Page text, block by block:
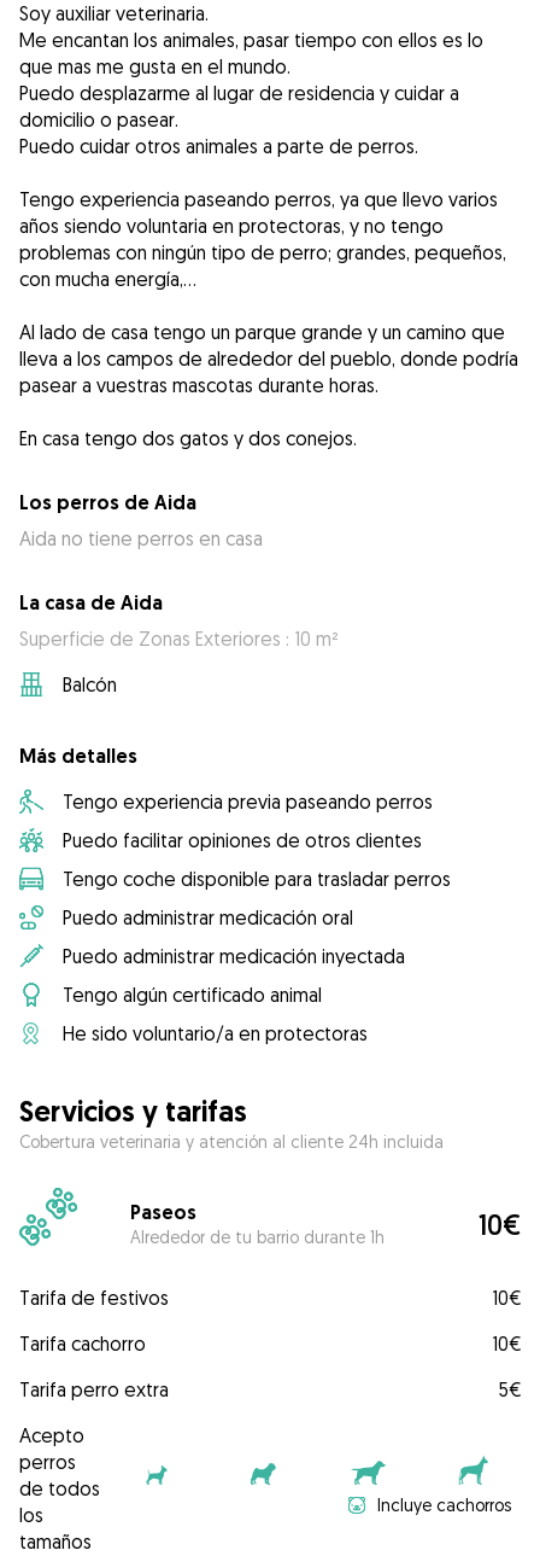
Soy auxiliar veterinaria.
Me encantan los animales, pasar tiempo con ellos es lo
que mas me gusta en el mundo.
Puedo desplazarme al lugar de residencia y cuidar a
domicilio o pasear.
Puedo cuidar otros animales a parte de perros.
Tengo experiencia paseando perros, ya que llevo varios
años siendo voluntaria en protectoras, y no tengo
problemas con ningún tipo de perro; grandes, pequeños,
con mucha energía,...
Al lado de casa tengo un parque grande y un camino que
lleva a los campos de alrededor del pueblo, donde podría
pasear a vuestras mascotas durante horas.
En casa tengo dos gatos y dos conejos.
Los perros de Aida
Aida no tiene perros en casa
La casa de Aida
Superficie de Zonas Exteriores : 10 m²
Balcón
Más detalles
Tengo experiencia previa paseando perros
Puedo facilitar opiniones de otros clientes
Tengo coche disponible para trasladar perros
Puedo administrar medicación oral
Puedo administrar medicación inyectada
Tengo algún certificado animal
He sido voluntario/a en protectoras
Servicios y tarifas
Cobertura veterinaria y atención al cliente 24h incluida
Paseos
Alrededor de tu barrio durante 1h 10€
Tarifa de festivos
10€
Tarifa cachorro
10€
Tarifa perro extra
5€
Acepto
perros
de todos
los
tamaños
Incluye cachorros